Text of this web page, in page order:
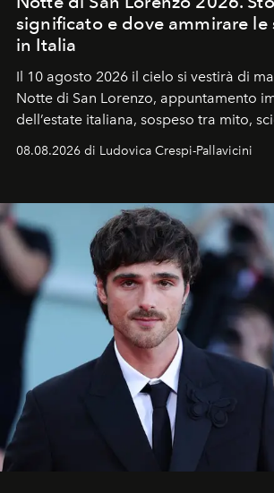
significato e dove ammirare le
in Italia
Il 10 agosto 2026 il cielo si vestirà di
Notte di San Lorenzo, appuntamento
dell’estate italiana, sospeso tra mito,
celeste per seguire il passaggio delle
all’universo i desideri più segreti
08.08.2026 di Ludovica Crespi-Pallavicini